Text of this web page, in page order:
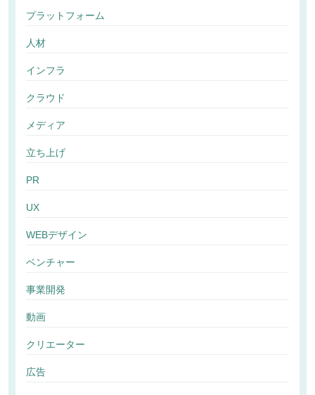
プラットフォーム
人材
インフラ
クラウド
メディア
立ち上げ
PR
UX
WEBデザイン
ベンチャー
事業開発
動画
クリエーター
広告